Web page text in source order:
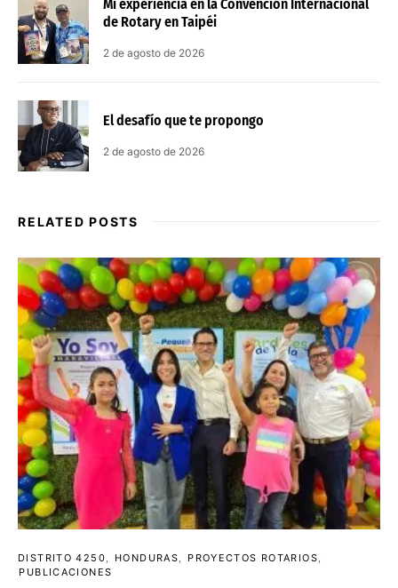
Mi experiencia en la Convención Internacional
de Rotary en Taipéi
2 de agosto de 2026
El desafío que te propongo
2 de agosto de 2026
RELATED POSTS
DISTRITO 4250 HONDURAS
PROYECTOS ROTARIOS
PUBLICACIONES